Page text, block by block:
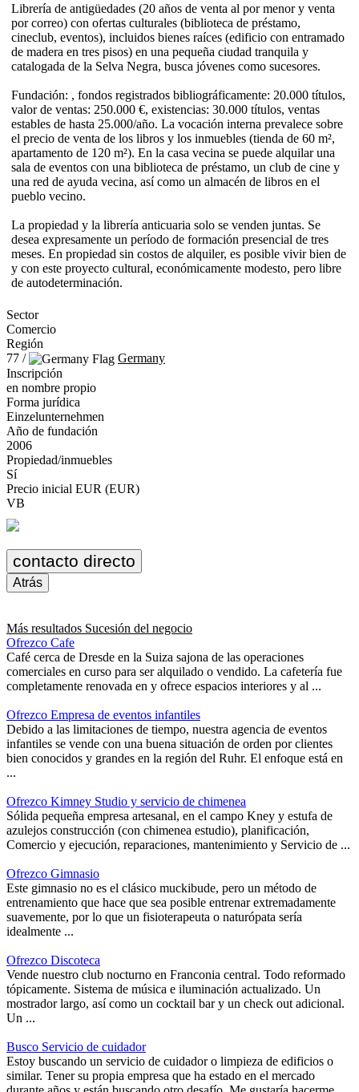
Librería de antigüedades (20 años de venta al por menor y venta
por correo) con ofertas culturales (biblioteca de préstamo,
cineclub, eventos), incluidos bienes raíces (edificio con entramado
de madera en tres pisos) en una pequeña ciudad tranquila y
catalogada de la Selva Negra, busca jóvenes como sucesores.
Fundación: , fondos registrados bibliográficamente: 20.000 títulos,
valor de ventas: 250.000 €, existencias: 30.000 títulos, ventas
estables de hasta 25.000/año. La vocación interna prevalece sobre
el precio de venta de los libros y los inmuebles (tienda de 60 m²,
apartamento de 120 m²). En la casa vecina se puede alquilar una
sala de eventos con una biblioteca de préstamo, un club de cine y
una red de ayuda vecina, así como un almacén de libros en el
pueblo vecino.
La propiedad y la librería anticuaria solo se venden juntas. Se
desea expresamente un período de formación presencial de tres
meses. En propiedad sin costos de alquiler, es posible vivir bien de
y con este proyecto cultural, económicamente modesto, pero libre
de autodeterminación.
Sector
Comercio
Región
77 /
Germany
Inscripción
en nombre propio
Forma jurídica
Einzelunternehmen
Año de fundación
2006
Propiedad/inmuebles
Sí
Precio inicial EUR (EUR)
VB
contacto directo
Atrás
Más resultados Sucesión del negocio
Ofrezco Cafe
Café cerca de Dresde en la Suiza sajona de las operaciones
comerciales en curso para ser alquilado o vendido. La cafetería fue
completamente renovada en y ofrece espacios interiores y al ...
Ofrezco Empresa de eventos infantiles
Debido a las limitaciones de tiempo, nuestra agencia de eventos
infantiles se vende con una buena situación de orden por clientes
bien conocidos y grandes en la región del Ruhr. El enfoque está en
...
Ofrezco Kimney Studio y servicio de chimenea
Sólida pequeña empresa artesanal, en el campo Kney y estufa de
azulejos construcción (con chimenea estudio), planificación,
Comercio y ejecución, reparaciones, mantenimiento y Servicio de ...
Ofrezco Gimnasio
Este gimnasio no es el clásico muckibude, pero un método de
entrenamiento que hace que sea posible entrenar extremadamente
suavemente, por lo que un fisioterapeuta o naturópata sería
idealmente ...
Ofrezco Discoteca
Vende nuestro club nocturno en Franconia central. Todo reformado
tópicamente. Sistema de música e iluminación actualizado. Un
mostrador largo, así como un cocktail bar y un check out adicional.
Un ...
Busco Servicio de cuidador
Estoy buscando un servicio de cuidador o limpieza de edificios o
similar. Tener su propia empresa que ha estado en el mercado